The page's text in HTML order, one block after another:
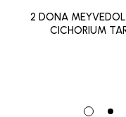
2 DONA
CICHORIUM